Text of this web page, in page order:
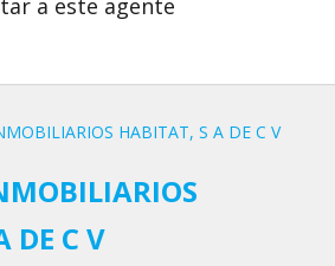
a este agente
DE C V